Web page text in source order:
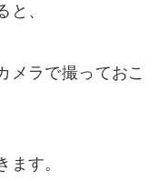
と、
メラで撮っておこ
ます。